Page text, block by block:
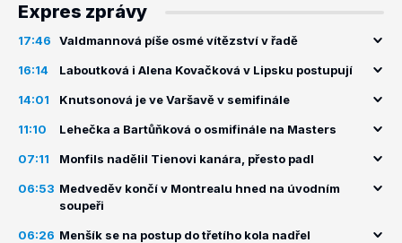
Expres zprávy
17:46 Valdmannová píše osmé vítězství v řadě
16:14 Laboutková i Alena Kovačková v Lipsku postupují
14:01 Knutsonová je ve Varšavě v semifinále
11:10 Lehečka a Bartůňková o osmifinále na Masters
07:11 Monfils nadělil Tienovi kanára, přesto padl
06:53 Medveděv končí v Montrealu hned na úvodním
soupeři
06:26 Menšík se na postup do třetího kola nadřel